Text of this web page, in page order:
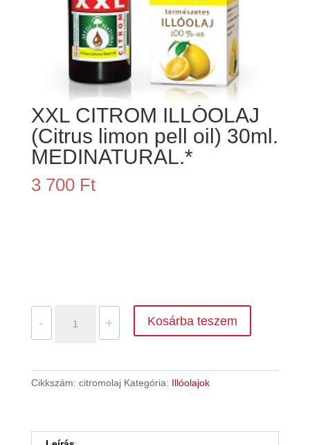
XXL CITROM ILLÓOLAJ
(Citrus limon pell oil) 30ml.
MEDINATURAL.*
3 700 Ft
-
CITROM
MEDINATURAL.*
+ Kosárba teszem
Cikkszám: citromolaj Kategória: Illóolajok